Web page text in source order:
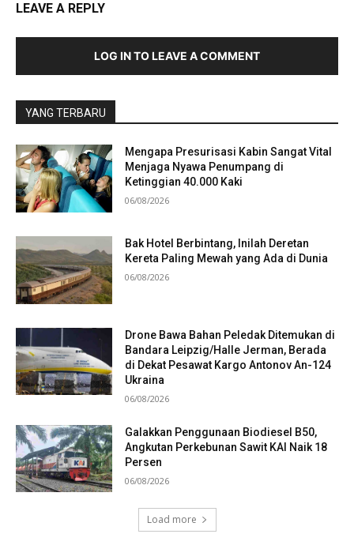
LEAVE A REPLY
LOG IN TO LEAVE A COMMENT
YANG TERBARU
Mengapa Presurisasi Kabin Sangat Vital
Menjaga Nyawa Penumpang di
Ketinggian 40.000 Kaki
06/08/2026
Bak Hotel Berbintang, Inilah Deretan
Kereta Paling Mewah yang Ada di Dunia
06/08/2026
Drone Bawa Bahan Peledak Ditemukan di
Bandara Leipzig/Halle Jerman, Berada
di Dekat Pesawat Kargo Antonov An-124
Ukraina
06/08/2026
Galakkan Penggunaan Biodiesel B50,
Angkutan Perkebunan Sawit KAI Naik 18
Persen
06/08/2026
Load more